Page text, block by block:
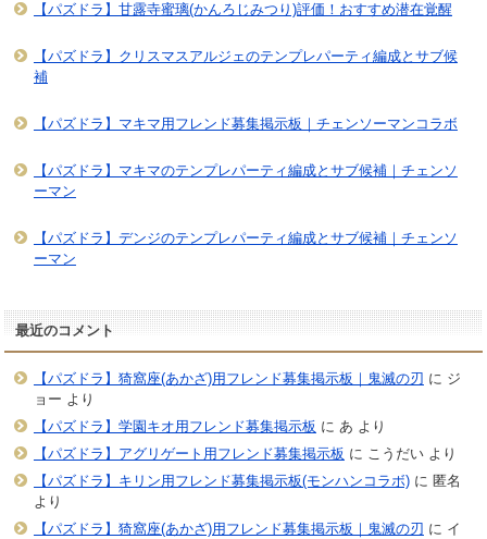
【パズドラ】甘露寺蜜璃(かんろじみつり)評価！おすすめ潜在覚醒
【パズドラ】クリスマスアルジェのテンプレパーティ編成とサブ候
補
【パズドラ】マキマ用フレンド募集掲示板｜チェンソーマンコラボ
【パズドラ】マキマのテンプレパーティ編成とサブ候補｜チェンソ
ーマン
【パズドラ】デンジのテンプレパーティ編成とサブ候補｜チェンソ
ーマン
最近のコメント
【パズドラ】猗窩座(あかざ)用フレンド募集掲示板｜鬼滅の刃 に ジ
ョー より
【パズドラ】学園キオ用フレンド募集掲示板 に あ より
【パズドラ】アグリゲート用フレンド募集掲示板 に こうだいより
【パズドラ】キリン用フレンド募集掲示板(モンハンコラボ)に 匿名
より
【パズドラ】猗窩座(あかざ)用フレンド募集掲示板｜鬼滅の刃 に イ